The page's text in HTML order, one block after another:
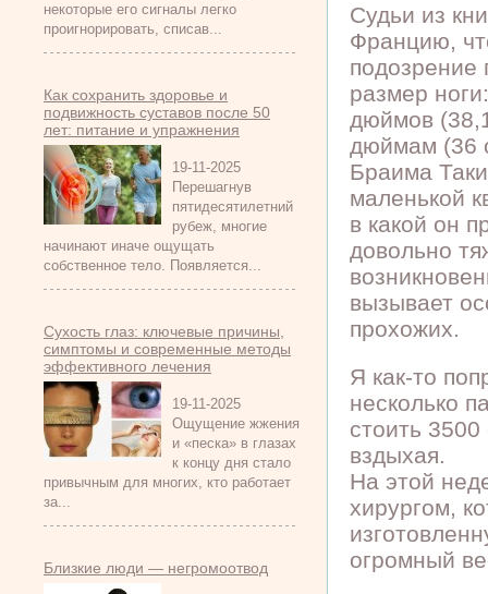
некоторые его сигналы легко
проигнорировать, списав...
Как сохранить здоровье и
подвижность суставов после 50
лет: питание и упражнения
19-11-2025
Перешагнув
пятидесятилетний
рубеж, многие
начинают иначе ощущать
собственное тело. Появляется...
Сухость глаз: ключевые причины,
симптомы и современные методы
эффективного лечения
19-11-2025
Ощущение жжения
и «песка» в глазах
к концу дня стало
привычным для многих, кто работает
за...
Близкие люди — негромоотвод
Судьи из
Францию,
подозрение
размер
дюймов
дюймам (36
Браима
маленькой
в какой он
довольно
вызывает
прохожих.
Я как-то
несколько
стоить
вздыхая.
На этой
хирургом,
огромный